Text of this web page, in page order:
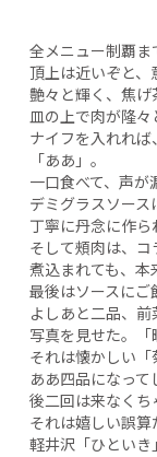
全メニュー制覇
頂上は近いぞと、
艶々と輝く、焦げ
皿の上で肉が隆々
ナイフを入れれば
「ああ」。
一口食べて、声が
デミグラスソース
丁寧に丹念に作ら
そして頰肉は、コ
煮込まれても、本
最後はソースにご
よしあと二品、
写真を見せた。「
それは懐かしい
ああ四品になって
後二回は来なくち
それは嬉しい誤算
軽井沢「ひといき